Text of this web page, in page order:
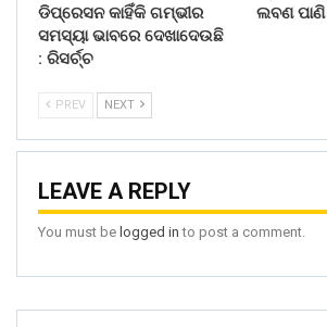
ଡିପ୍ରେସନ କାହିଁକି ଗମ୍ଭୀର
ସମସ୍ୟା ଭାବରେ ଦେଖାଦେଉଛି
: ରିସର୍ଚ୍ଚ
ଲବଣ ପାଣି
PREV NEXT
LEAVE A REPLY
You must be logged in to post a comment.